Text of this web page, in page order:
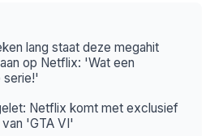
lang staat deze megahit
op Netflix: 'Wat een
serie!'
Netflix komt met exclusief
'GTA VI'